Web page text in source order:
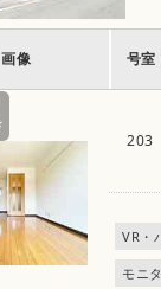
画像 号室
203
VR・
モニ